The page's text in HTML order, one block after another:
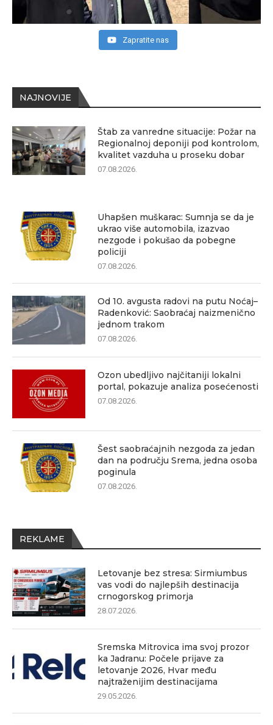
NAJNOVIJE
Štab za vanredne situacije: Požar na
Regionalnoj deponiji pod kontrolom,
kvalitet vazduha u proseku dobar
07.08.2026.
Uhapšen muškarac: Sumnja se da je
ukrao više automobila, izazvao
nezgode i pokušao da pobegne
policiji
07.08.2026.
Od 10. avgusta radovi na putu Noćaj–
Radenković: Saobraćaj naizmenično
jednom trakom
07.08.2026.
Ozon ubedljivo najčitaniji lokalni
portal, pokazuje analiza posećenosti
07.08.2026.
Šest saobraćajnih nezgoda za jedan
dan na području Srema, jedna osoba
poginula
07.08.2026.
REKLAME
Letovanje bez stresa: Sirmiumbus
vas vodi do najlepših destinacija
crnogorskog primorja
28.07.2026.
Sremska Mitrovica ima svoj prozor
ka Jadranu: Počele prijave za
letovanje 2026, Hvar među
najtraženijim destinacijama
29.05.2026.
Zapratite nas